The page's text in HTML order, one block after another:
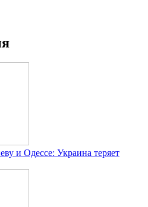
и Одессе: Украина теряет